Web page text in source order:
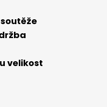
velikost